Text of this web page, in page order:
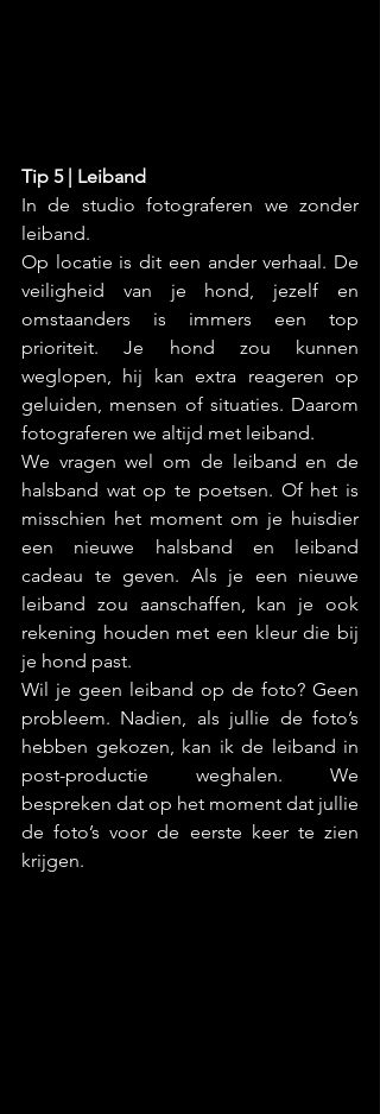
Tip 5 | Leiband
In de studio fotograferen we zonder
leiband.
Op locatie is dit een ander verhaal. De
veiligheid van je hond, jezelf en
omstaanders is immers een top
prioriteit. Je hond zou kunnen
weglopen, hij kan extra reageren op
geluiden, mensen of situaties. Daarom
fotograferen we altijd met leiband.
We vragen wel om de leiband en de
halsband wat op te poetsen. Of het is
misschien het moment om je huisdier
een nieuwe halsband en leiband
cadeau te geven. Als je een nieuwe
leiband zou aanschaffen, kan je ook
rekening houden met een kleur die bij
je hond past.
Wil je geen leiband op de foto? Geen
probleem. Nadien, als jullie de foto’s
hebben gekozen, kan ik de leiband in
post-productie weghalen. We
bespreken dat op het moment dat jullie
de foto’s voor de eerste keer te zien
krijgen.